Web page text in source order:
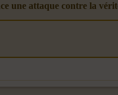
une attaque contre la